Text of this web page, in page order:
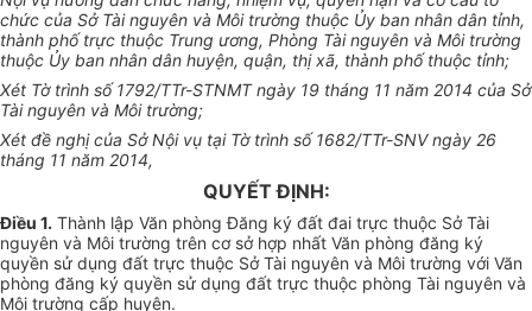
chức của Sở Tài nguyên và Môi trường thuộc Ủy ban nhân dân tỉnh,
thành phố trực thuộc Trung ương, Phòng Tài nguyên và Môi trường
thuộc Ủy ban nhân dân huyện, quận, thị xã, thành phố thuộc tỉnh;
Xét Tờ trình số 1792/TTr-STNMT ngày 19 tháng 11 năm 2014 của Sở
Tài nguyên và Môi trường;
Xét đề nghị của Sở Nội vụ tại Tờ trình số 1682/TTr-SNV ngày 26
tháng 11 năm 2014,
QUYẾT ĐỊNH:
Điều 1. Thành lập Văn phòng Đăng ký đất đai trực thuộc Sở Tài
nguyên và Môi trường trên cơ sở hợp nhất Văn phòng đăng ký
quyền sử dụng đất trực thuộc Sở Tài nguyên và Môi trường với Văn
phòng đăng ký quyền sử dụng đất trực thuộc phòng Tài nguyên và
Môi trường cấp huyện.